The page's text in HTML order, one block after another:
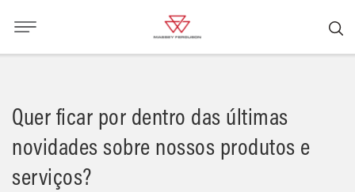
Quer ficar por dentro das últimas
novidades sobre nossos produtos e
serviços?